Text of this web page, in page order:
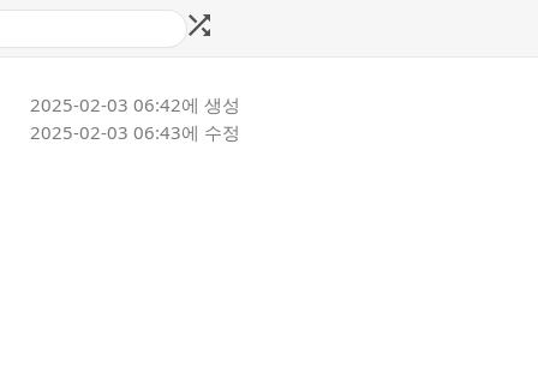
2025-02-03 06:42에 생성
2025-02-03 06:43에 수정